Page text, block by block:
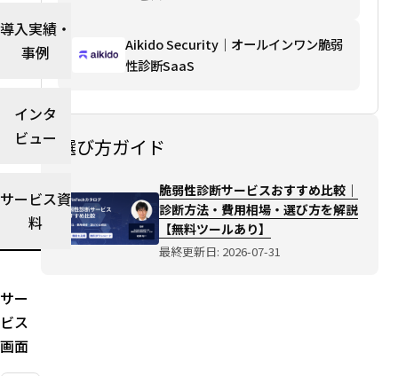
選び
方ガ
導入実績・
事例
インタ
ビュー
サービス資
料
サー
ビス
画面
Aikido Security｜オールインワン脆弱
性診断SaaS
選び方ガイド
脆弱性診断サービスおすすめ比較｜
診断方法・費用相場・選び方を解説
【無料ツールあり】
最終更新日: 2026-07-31